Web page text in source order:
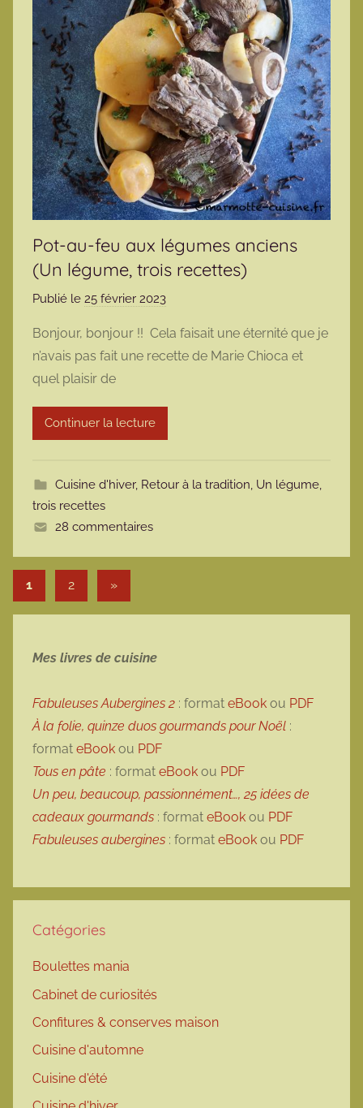
Pot-au-feu aux légumes anciens
(Un légume, trois recettes)
Publié le 25 février 2023
r
m
r
t
Bonjour, bonjour !! Cela faisait une éternité que je
n’avais pas fait une recette de Marie Chioca et
quel plaisir de
Continuer la lecture
Cuisine d'hiver, Retour à la tradition, Un légume,
trois recettes
28 commentaires
Pagination des publications
1 2 Articles suivants
»
Mes livres de cuisine
Fabuleuses Aubergines 2 : format eBook ou PDF
À la folie, quinze duos gourmands pour Noël :
format eBook ou PDF
Tous en pâte : format eBook ou PDF
Un peu, beaucoup, passionnément…, 25 idées de
cadeaux gourmands : format eBook ou PDF
Fabuleuses aubergines : format eBook ou PDF
Catégories
Boulettes mania
Cabinet de curiosités
Confitures & conserves maison
Cuisine d'automne
Cuisine d'été